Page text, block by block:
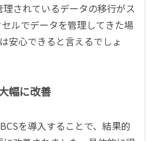
されているデータの移行がス
ルでデータを管理してきた場
安心できると言えるでしょ
幅に改善
を導入することで、結果的